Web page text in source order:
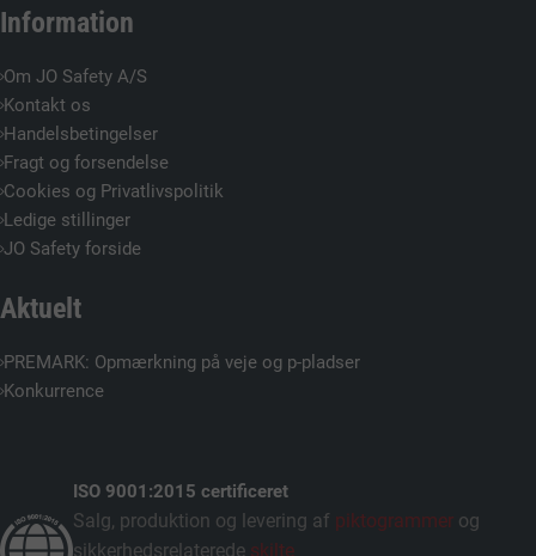
Information
Om JO Safety A/S
Kontakt os
Handelsbetingelser
Fragt og forsendelse
Cookies og Privatlivspolitik
Ledige stillinger
JO Safety forside
Aktuelt
PREMARK: Opmærkning på veje og p-pladser
Konkurrence
ISO 9001:2015 certificeret
Salg, produktion og levering af piktogrammer og
sikkerhedsrelaterede skilte